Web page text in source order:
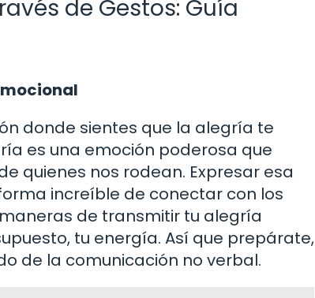
de Gestos: Guía
donde sientes que la alegría te
es una emoción poderosa que
quienes nos rodean. Expresar esa
increíble de conectar con los
de transmitir tu alegría
tu energía. Así que prepárate,
de la comunicación no verbal.